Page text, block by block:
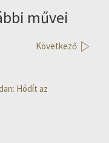
művei
Következő
Hódít az